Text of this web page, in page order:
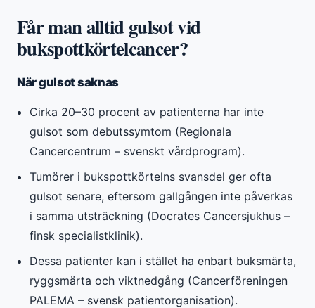
Får man alltid gulsot vid
bukspottkörtelcancer?
När gulsot saknas
Cirka 20–30 procent av patienterna har inte
gulsot som debutssymtom (Regionala
Cancercentrum – svenskt vårdprogram).
Tumörer i bukspottkörtelns svansdel ger ofta
gulsot senare, eftersom gallgången inte påverkas
i samma utsträckning (Docrates Cancersjukhus –
finsk specialistklinik).
Dessa patienter kan i stället ha enbart buksmärta,
ryggsmärta och viktnedgång (Cancerföreningen
PALEMA – svensk patientorganisation).